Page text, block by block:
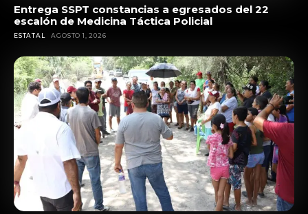
Entrega SSPT constancias a egresados del 22
escalón de Medicina Táctica Policial
ESTATAL AGOSTO 1, 2026